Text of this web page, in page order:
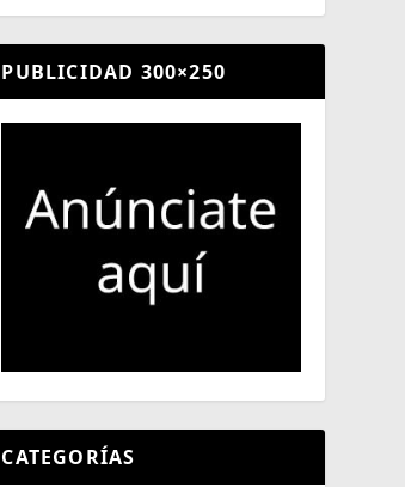
PUBLICIDAD 300×250
CATEGORÍAS